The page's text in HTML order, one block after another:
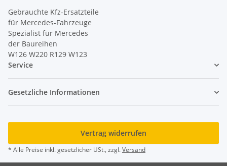
Gebrauchte Kfz-Ersatzteile
für Mercedes-Fahrzeuge
Spezialist für Mercedes
der Baureihen
W126 W220 R129 W123
Service
Gesetzliche Informationen
Vertrag widerrufen
* Alle Preise inkl. gesetzlicher USt., zzgl.Versand